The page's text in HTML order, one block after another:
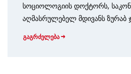
სოციოლოგიის დოქტორს,
აღმასრულებელ მდივანს ზურაბ
გაგრძელება